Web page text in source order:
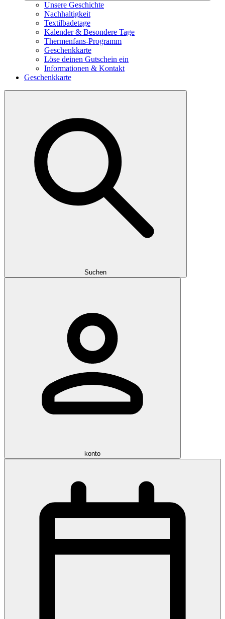
Unsere Geschichte
Nachhaltigkeit
Textilbadetage
Kalender & Besondere Tage
Thermenfans-Programm
Geschenkkarte
Löse deinen Gutschein ein
Informationen & Kontakt
Geschenkkarte
Suchen
konto